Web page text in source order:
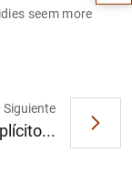
seem more
Siguiente